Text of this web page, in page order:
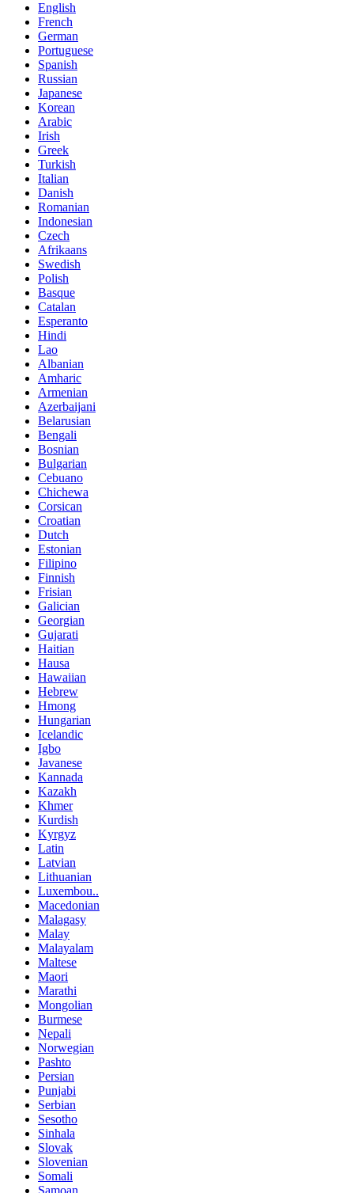
English
French
German
Portuguese
Spanish
Russian
Japanese
Korean
Arabic
Irish
Greek
Turkish
Italian
Danish
Romanian
Indonesian
Czech
Afrikaans
Swedish
Polish
Basque
Catalan
Esperanto
Hindi
Lao
Albanian
Amharic
Armenian
Azerbaijani
Belarusian
Bengali
Bosnian
Bulgarian
Cebuano
Chichewa
Corsican
Croatian
Dutch
Estonian
Filipino
Finnish
Frisian
Galician
Georgian
Gujarati
Haitian
Hausa
Hawaiian
Hebrew
Hmong
Hungarian
Icelandic
Igbo
Javanese
Kannada
Kazakh
Khmer
Kurdish
Kyrgyz
Latin
Latvian
Lithuanian
Luxembou..
Macedonian
Malagasy
Malay
Malayalam
Maltese
Maori
Marathi
Mongolian
Burmese
Nepali
Norwegian
Pashto
Persian
Punjabi
Serbian
Sesotho
Sinhala
Slovak
Slovenian
Somali